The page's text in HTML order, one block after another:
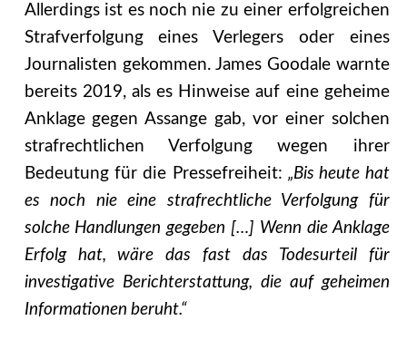
Allerdings ist es noch nie zu einer erfolgreichen
Strafverfolgung eines Verlegers oder eines
Journalisten gekommen. James Goodale warnte
bereits 2019, als es Hinweise auf eine geheime
Anklage gegen Assange gab, vor einer solchen
strafrechtlichen Verfolgung wegen ihrer
Bedeutung für die Pressefreiheit:„Bis heute hat
es noch nie eine strafrechtliche Verfolgung für
solche Handlungen gegeben […] Wenn die Anklage
Erfolg hat, wäre das fast das Todesurteil für
investigative Berichterstattung, die auf geheimen
Informationen beruht.“